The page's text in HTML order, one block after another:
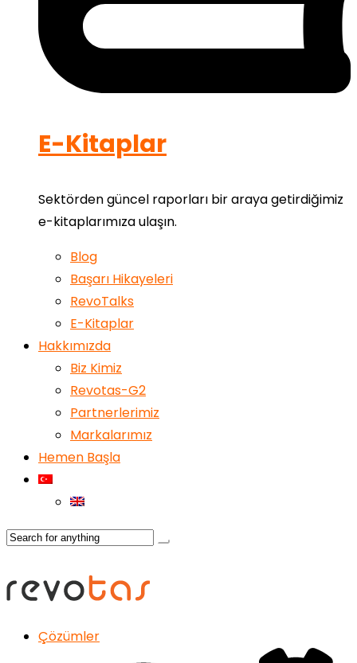
E-Kitaplar
Sektörden güncel raporları bir araya getirdiğimiz
e-kitaplarımıza ulaşın.
Blog
Başarı Hikayeleri
RevoTalks
E-Kitaplar
Hakkımızda
Biz Kimiz
Revotas-G2
Partnerlerimiz
Markalarımız
Hemen Başla
Çözümler